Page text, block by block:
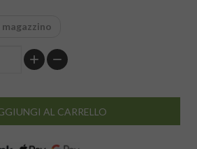
AL CARRELLO